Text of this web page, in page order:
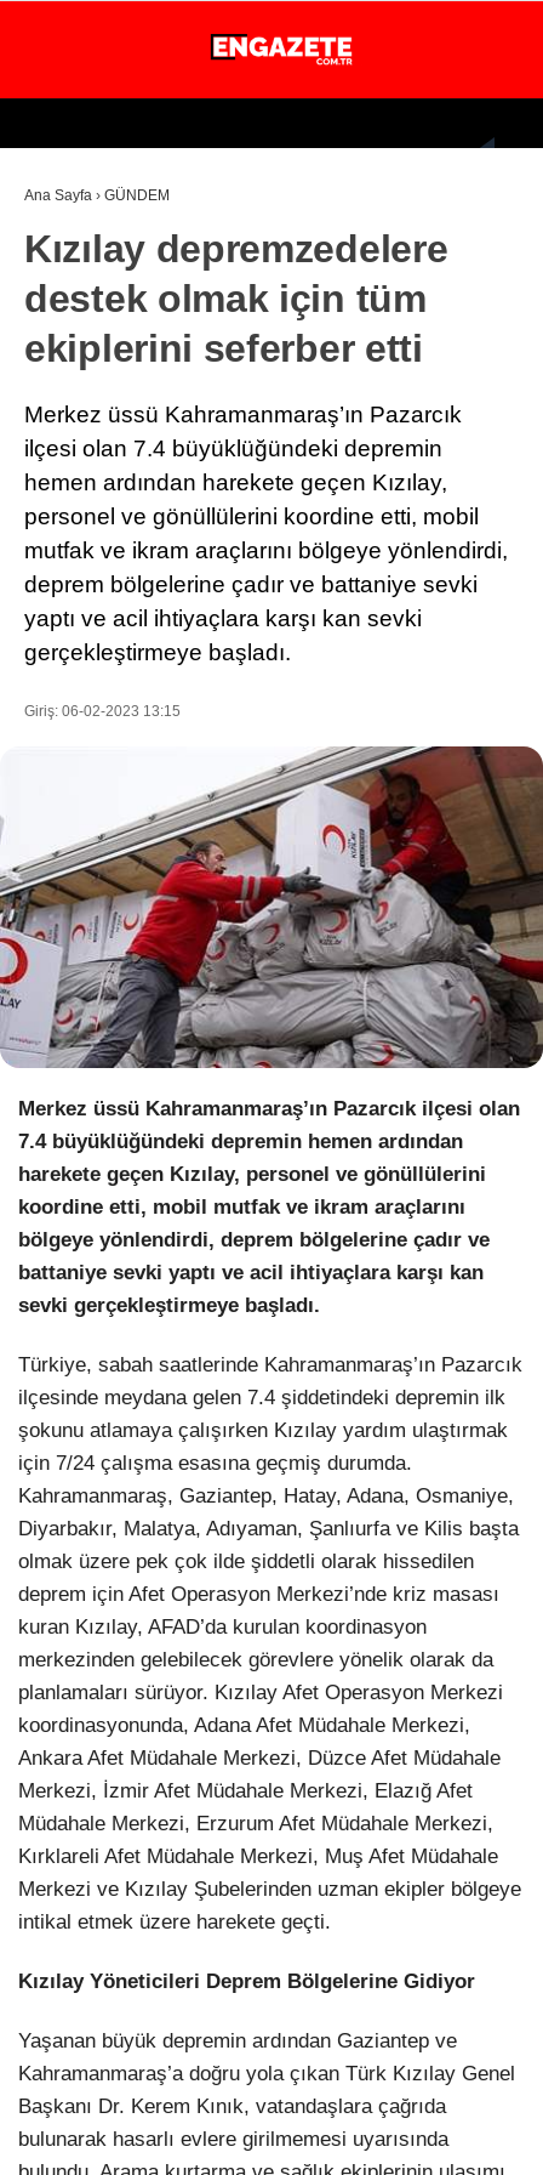
Facebook
Instagram
Youtube
Pinterest
Dribbble
LinkedIn
29.4
İSTANBUL
GÜNDEM
EKONOMİ
DÜNYA
MAGAZİN
SAĞLIK
TEKNOLOJİ
EĞİTİM
Ana Sayfa › GÜNDEM
Kızılay depremzedelere
destek olmak için tüm
ekiplerini seferber etti
Merkez üssü Kahramanmaraş’ın Pazarcık
ilçesi olan 7.4 büyüklüğündeki depremin
hemen ardından harekete geçen Kızılay,
personel ve gönüllülerini koordine etti, mobil
mutfak ve ikram araçlarını bölgeye yönlendirdi,
deprem bölgelerine çadır ve battaniye sevki
yaptı ve acil ihtiyaçlara karşı kan sevki
gerçekleştirmeye başladı.
Giriş: 06-02-2023 13:15
Merkez üssü Kahramanmaraş’ın Pazarcık ilçesi olan
7.4 büyüklüğündeki depremin hemen ardından
harekete geçen Kızılay, personel ve gönüllülerini
koordine etti, mobil mutfak ve ikram araçlarını
bölgeye yönlendirdi, deprem bölgelerine çadır ve
battaniye sevki yaptı ve acil ihtiyaçlara karşı kan
sevki gerçekleştirmeye başladı.
Türkiye, sabah saatlerinde Kahramanmaraş’ın Pazarcık
ilçesinde meydana gelen 7.4 şiddetindeki depremin ilk
şokunu atlamaya çalışırken Kızılay yardım ulaştırmak
için 7/24 çalışma esasına geçmiş durumda.
Kahramanmaraş, Gaziantep, Hatay, Adana, Osmaniye,
Diyarbakır, Malatya, Adıyaman, Şanlıurfa ve Kilis başta
olmak üzere pek çok ilde şiddetli olarak hissedilen
deprem için Afet Operasyon Merkezi’nde kriz masası
kuran Kızılay, AFAD’da kurulan koordinasyon
merkezinden gelebilecek görevlere yönelik olarak da
planlamaları sürüyor. Kızılay Afet Operasyon Merkezi
koordinasyonunda, Adana Afet Müdahale Merkezi,
Ankara Afet Müdahale Merkezi, Düzce Afet Müdahale
Merkezi, İzmir Afet Müdahale Merkezi, Elazığ Afet
Müdahale Merkezi, Erzurum Afet Müdahale Merkezi,
Kırklareli Afet Müdahale Merkezi, Muş Afet Müdahale
Merkezi ve Kızılay Şubelerinden uzman ekipler bölgeye
intikal etmek üzere harekete geçti.
Kızılay Yöneticileri Deprem Bölgelerine Gidiyor
Yaşanan büyük depremin ardından Gaziantep ve
Kahramanmaraş’a doğru yola çıkan Türk Kızılay Genel
Başkanı Dr. Kerem Kınık, vatandaşlara çağrıda
bulunarak hasarlı evlere girilmemesi uyarısında